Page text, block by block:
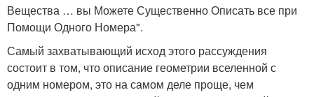
Вещества … вы Можете Существенно Описать все при
Помощи Одного Номера".
Самый захватывающий исход этого рассуждения
состоит в том, что описание геометрии вселенной с
одним номером, это на самом деле проще, чем